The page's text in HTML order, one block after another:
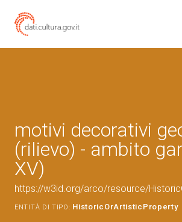
motivi decorativi
(rilievo) - ambito
XV)
https://w3id.org/arco/resource/
ENTITÀ DI TIPO: HistoricOrArtisticProperty